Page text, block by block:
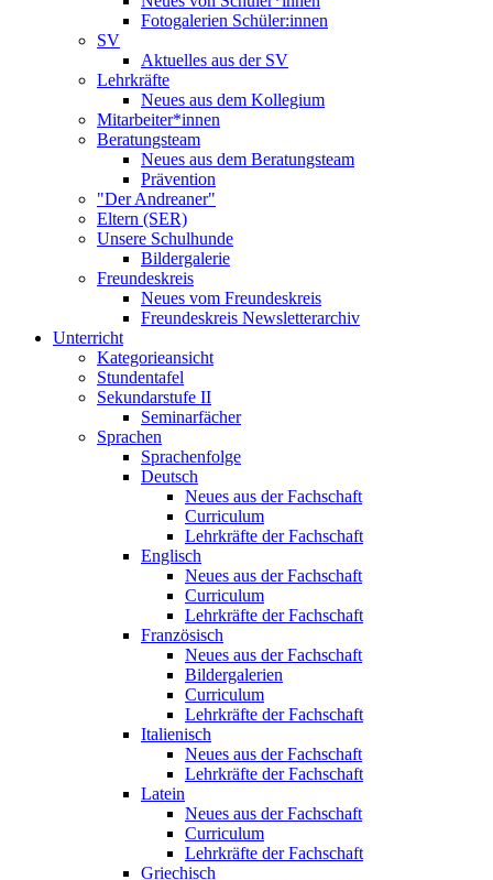
Fotogalerien Schüler:innen
SV
Aktuelles aus der SV
Lehrkräfte
Neues aus dem Kollegium
Mitarbeiter*innen
Beratungsteam
Neues aus dem Beratungsteam
Prävention
"Der Andreaner"
Eltern (SER)
Unsere Schulhunde
Bildergalerie
Freundeskreis
Neues vom Freundeskreis
Freundeskreis Newsletterarchiv
Unterricht
Kategorieansicht
Stundentafel
Sekundarstufe II
Seminarfächer
Sprachen
Sprachenfolge
Deutsch
Neues aus der Fachschaft
Curriculum
Lehrkräfte der Fachschaft
Englisch
Neues aus der Fachschaft
Curriculum
Lehrkräfte der Fachschaft
Französisch
Neues aus der Fachschaft
Bildergalerien
Curriculum
Lehrkräfte der Fachschaft
Italienisch
Neues aus der Fachschaft
Lehrkräfte der Fachschaft
Latein
Neues aus der Fachschaft
Curriculum
Lehrkräfte der Fachschaft
Griechisch